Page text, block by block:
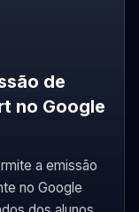
de
no Google
a emissão
no Google